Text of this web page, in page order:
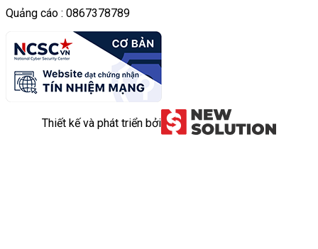
Quảng cáo : 0867378789
Thiết kế và phát triển bởi